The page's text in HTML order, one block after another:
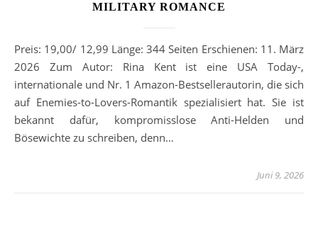
MILITARY ROMANCE
Preis: 19,00/ 12,99 Länge: 344 Seiten Erschienen: 11. März
2026 Zum Autor: Rina Kent ist eine USA Today-,
internationale und Nr. 1 Amazon-Bestsellerautorin, die sich
auf Enemies-to-Lovers-Romantik spezialisiert hat. Sie ist
bekannt dafür, kompromisslose Anti-Helden und
Bösewichte zu schreiben, denn…
Juni 9, 2026